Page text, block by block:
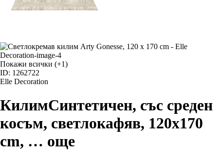
Покажи всички (+1)
ID: 1262722
Elle Decoration
КилимСинтетичен, със среден
косъм, светлокафяв, 120x170
cm, … още